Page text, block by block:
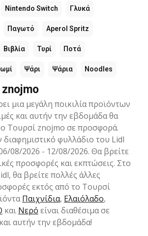
Nintendo Switch Γλυκά
Παγωτό Aperol Spritz
Βιβλία Τυρί Ποτά
Ψάρι Ψάρια Noodles
μια μεγάλη ποικιλία προϊόντων
και αυτήν την εβδομάδα θα
Τουρσί znojmo σε προσφορά.
διαφημιστικό φυλλάδιο του Lidl
08/2026 - 12/08/2026. Θα βρείτε
προσφορές και εκπτώσεις. Στο
θα βρείτε πολλές άλλες
εκτός από το Τουρσί
Παιχνίδια, Ελαιόλαδο,
και Νερό είναι διαθέσιμα σε
αυτήν την εβδομάδα!